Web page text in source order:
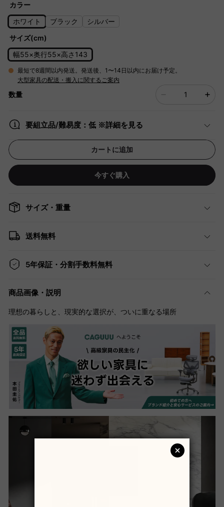
カラー
ホワイト
ブラック
シルバー
サイズ(cm)
幅55×奥行55×高さ143
最短で8週間以内発送。発送後、1〜14日以内にお届け予定。
大型家具の配送・搬入に関するご案内
数量
要組立品/難易度：低 ※詳細を見る
カートに追加
今すぐ購入
サイズ・重量
送料無料
5年保証・分割手数料無料
商品画像・説明
理想の暮らしと、現実的な選択が、ついに重なる場所